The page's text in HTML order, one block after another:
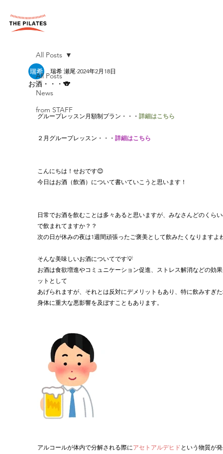
All Posts
News
from STAFF
All Posts
お酒・・・🐨
瑞希 瀬尾 2024年2月18日
グループレッスン月額制プラン・・・ 詳細はこちら
２月グループレッスン・・・ 詳細はこちら
こんにちは！せおです😊
今日はお酒（飲酒）について書いていこうと思います！
日常でお酒を飲むことは多々あると思いますが、みなさんどのくら
で飲まれてますか？？
次の日が休みの夜は1週間頑張ったご褒美として飲みたくなりますよ
そんな美味しいお酒についてです💡
お酒は食欲増進やコミュニケーション促進、ストレス解消などの効
ットとして
あげられますが、それとは反対にデメリットもあり、特に飲みすぎ
身体に重大な悪影響を及ぼすこともあります。
アルコールが体内で分解される際にアセトアルデヒド という物質が